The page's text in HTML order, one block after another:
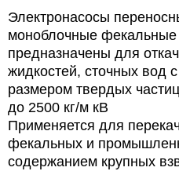
Электронасосы
моноблочные фекальные
предназначены для
жидкостей, сточных вод
размером твердых
до 2500 кг/м кВ
Применяется для
фекальных и
содержанием крупных